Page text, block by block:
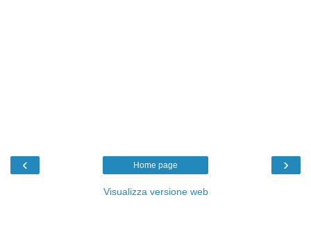
‹ ›
Home page
Visualizza versione web